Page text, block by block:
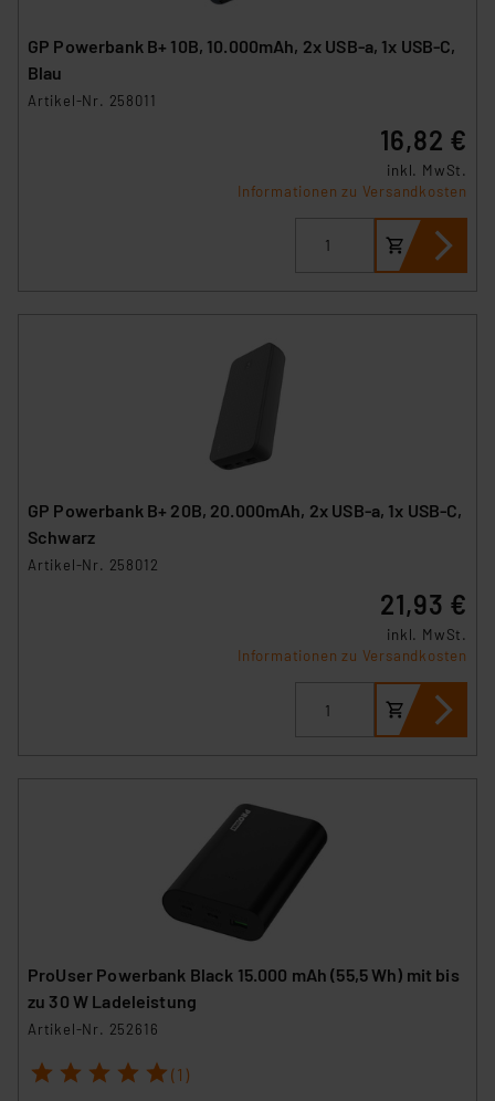
GP Powerbank B+ 10B, 10.000mAh, 2x USB-a, 1x USB-C,
Blau
Artikel-Nr. 258011
16,82 €
inkl. MwSt.
Informationen zu Versandkosten
GP Powerbank B+ 20B, 20.000mAh, 2x USB-a, 1x USB-C,
Schwarz
Artikel-Nr. 258012
21,93 €
inkl. MwSt.
Informationen zu Versandkosten
ProUser Powerbank Black 15.000 mAh (55,5 Wh) mit bis
zu 30 W Ladeleistung
Artikel-Nr. 252616
1 2 3 4 5 (1)